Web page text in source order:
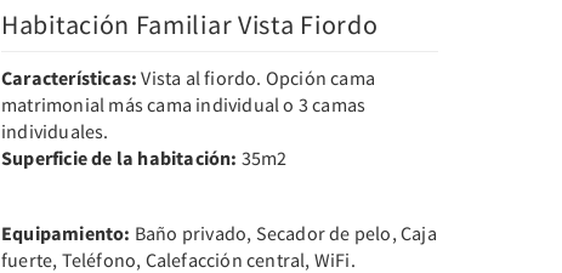
Habitación Familiar Vista Fiordo
Características: Vista al fiordo. Opción cama
matrimonial más cama individual o 3 camas
individuales.
Superficie de la habitación: 35m2
Equipamiento: Baño privado, Secador de pelo, Caja
fuerte, Teléfono, Calefacción central, WiFi.